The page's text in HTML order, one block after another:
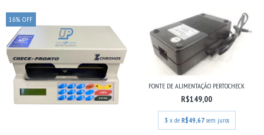
16% OFF
FONTE DE ALIMENTAÇÃO PERTOCHECK
R$149,00
3 x de R$49,67 sem juros